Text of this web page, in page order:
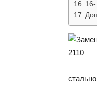
16-